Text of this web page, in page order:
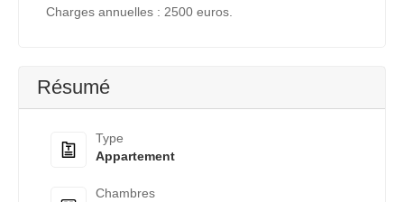
Charges annuelles : 2500 euros.
Résumé
Type
Appartement
Chambres